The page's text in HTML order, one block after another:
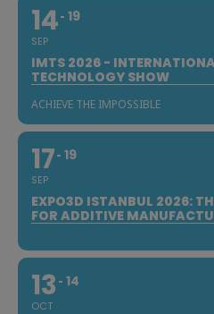
14
SEP
19
IMTS 2026 -
TECHNOLOGY SHOW
ACHIEVE THE IMPOSSIBLE
17
SEP
19
EXPO3D ISTANBUL 2026:
FOR ADDITIVE
13
OCT
14